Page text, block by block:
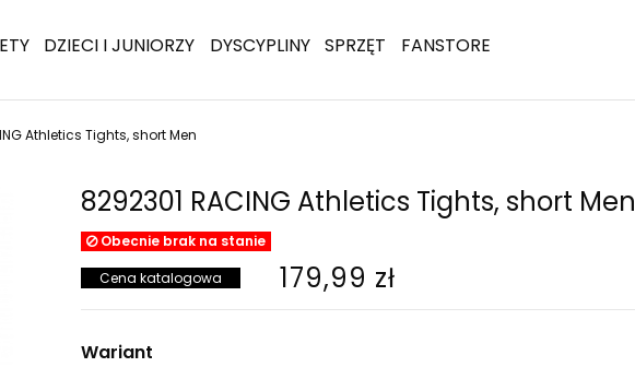
DZIECI I JUNIORZY DYSCYPLINY SPRZĘT
FANSTORE
Athletics Tights, short Men
8292301 RACING Athletics Tights, short Men
Obecnie brak na stanie
Cena katalogowa 179,99 zł
Wariant